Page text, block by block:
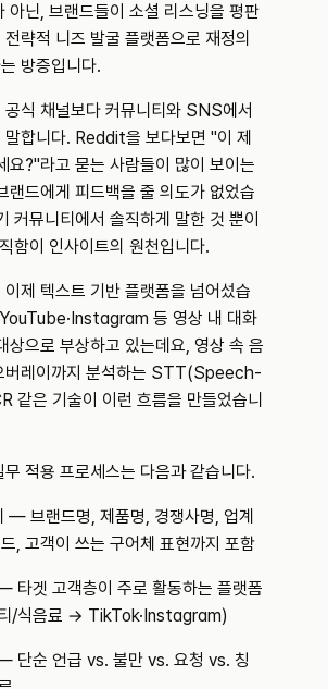
아닌, 브랜드들이 소셜 리스닝을 평판
략적 니즈 발굴 플랫폼으로 재정의
방증입니다.
공식 채널보다 커뮤니티와 SNS에서
말합니다. Reddit을 보다보면 "이 제
요?"라고 묻는 사람들이 많이 보이는
랜드에게 피드백을 줄 의도가 없었습
커뮤니티에서 솔직하게 말한 것 뿐이
함이 인사이트의 원천입니다.
제 텍스트 기반 플랫폼을 넘어섰습
등 영상 내 대화
상으로 부상하고 있는데요, 영상 속 음
버레이까지 분석하는 STT(Speech-
같은 기술이 이런 흐름을 만들었습니
적용 프로세스는 다음과 같습니다.
— 브랜드명, 제품명, 경쟁사명, 업계
, 고객이 쓰는 구어체 표현까지 포함
타겟 고객층이 주로 활동하는 플랫폼
/식음료 → TikTok·Instagram)
단순 언급 vs. 불만 vs. 요청 vs. 칭